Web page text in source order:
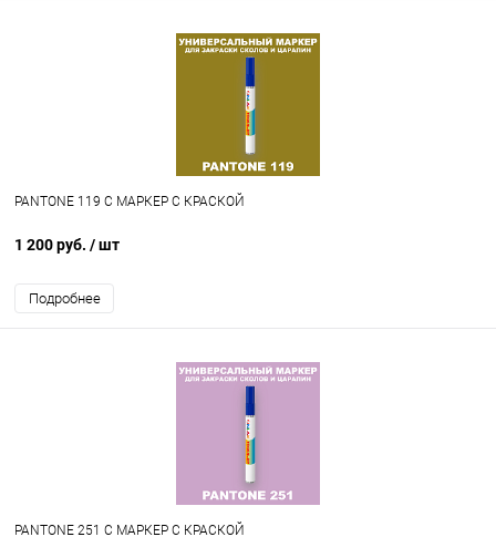
PANTONE 119 C МАРКЕР С КРАСКОЙ
1 200 руб. / шт
Подробнее
PANTONE 251 C МАРКЕР С КРАСКОЙ